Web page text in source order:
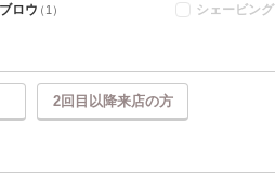
ロウ（1） シェービング
2回目以降来店の方